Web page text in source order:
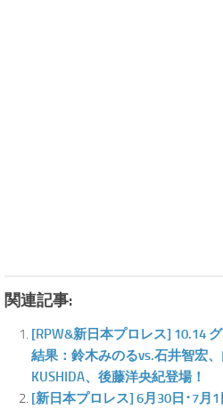
関連記事:
[RPW&新日本プロレス] 10.14
結果：鈴木みのるvs.石井智宏、
KUSHIDA、後藤洋央紀登場！
[新日本プロレス] 6月30日･7月